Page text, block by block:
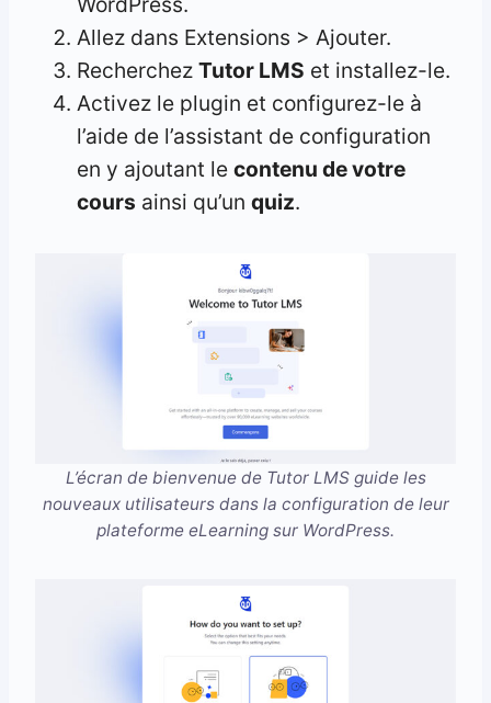
Allez dans Extensions > Ajouter.
RecherchezTutor LMS et installez-le.
Activez le plugin et configurez-le à
l’aide de l’assistant de configuration
en y ajoutant lecontenu de votre
cours ainsi qu’unquiz.
L’écran de bienvenue de Tutor LMS guide les
nouveaux utilisateurs dans la configuration de leur
plateforme eLearning sur WordPress.